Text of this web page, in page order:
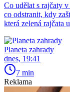
Co udělat s rajčaty
co odstranit, kdy
která zelená rajčata
Planeta zahrady
dnes, 19:41
7 min
Reklama